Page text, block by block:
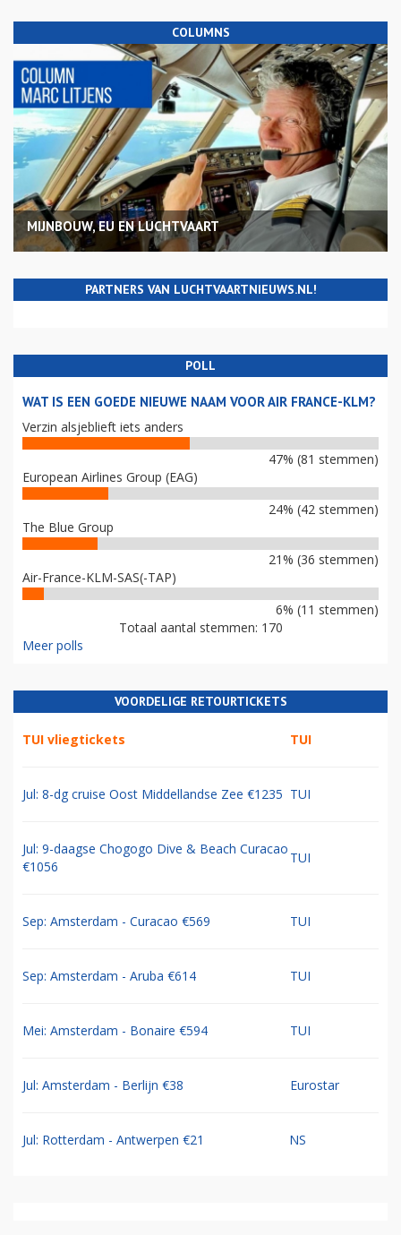
COLUMNS
MIJNBOUW, EU EN LUCHTVAART
PARTNERS VAN LUCHTVAARTNIEUWS.NL!
POLL
WAT IS EEN GOEDE NIEUWE NAAM VOOR AIR FRANCE-KLM?
Verzin alsjeblieft iets anders
47% (81 stemmen)
European Airlines Group (EAG)
24% (42 stemmen)
The Blue Group
21% (36 stemmen)
Air-France-KLM-SAS(-TAP)
6% (11 stemmen)
Totaal aantal stemmen: 170
Meer polls
VOORDELIGE RETOURTICKETS
TUI vliegtickets TUI
Jul: 8-dg cruise Oost Middellandse Zee €1235 TUI
Jul: 9-daagse Chogogo Dive & Beach Curacao
€1056
TUI
Sep: Amsterdam - Curacao €569 TUI
Sep: Amsterdam - Aruba €614 TUI
Mei: Amsterdam - Bonaire €594 TUI
Jul: Amsterdam - Berlijn €38 Eurostar
Jul: Rotterdam - Antwerpen €21 NS